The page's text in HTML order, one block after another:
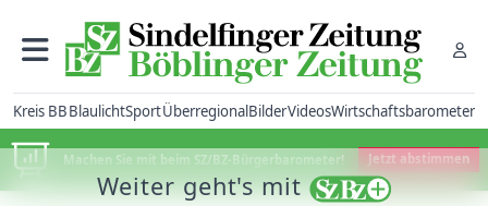
Kreis BBBlaulichtSportÜberregionalBilderVideosWirtschaftsbarometer
Machen Sie mit beim SZ/BZ-Bürgerbarometer! Jetzt abstimmen
Weiter geht's mit